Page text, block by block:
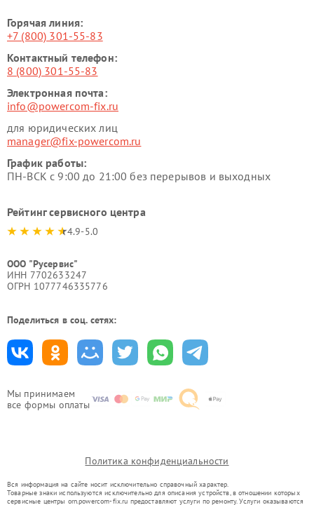
Мы принимаем
все формы оплаты
Горячая линия:
+7 (800) 301-55-83
Контактный телефон:
8 (800) 301-55-83
Электронная почта:
info@powercom-fix.ru
для юридических лиц
manager@fix-powercom.ru
График работы:
ПН-ВСК с 9:00 до 21:00 без перерывов и выходных
Рейтинг сервисного центра
4.9-5.0
ООО "Русервис"
ИНН 7702633247
ОГРН 1077746335776
Поделиться в соц. сетях:
Политика конфиденциальности
Вся информация на сайте носит исключительно справочный характер.
Товарные знаки используются исключительно для описания устройств, в отношении которых
сервисные центры orn.powercom-fix.ru предоставляют услуги по ремонту. Услуги оказываются